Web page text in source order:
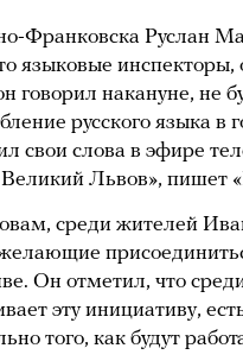
Франковска Руслан
языковые инспекторы,
говорил накануне, не
русского языка в
свои слова в эфире
Великий Львов», пишет
среди жителей
Он отметил, что
эту инициативу,
того, как будут